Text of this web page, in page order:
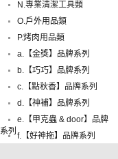
N.專業清潔工具類
O.戶外用品類
P.烤肉用品類
a.【金獎】品牌系列
b.【巧巧】品牌系列
c.【點秋香】品牌系列
d.【神補】品牌系列
e.【甲克蟲 & door】品牌
系列 f.【好神拖】品牌系列